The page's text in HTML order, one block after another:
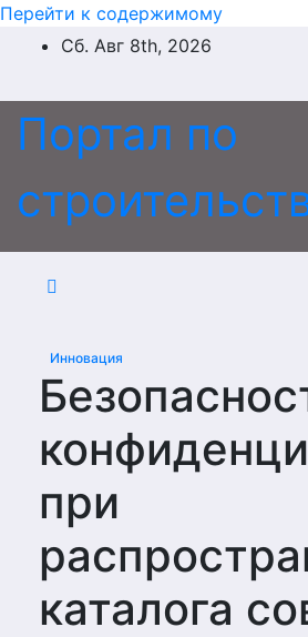
Перейти к содержимому
Сб. Авг 8th, 2026
Портал по
Инновация
при
каталога